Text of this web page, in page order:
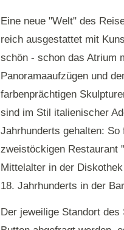
Eine neue "Welt" des
reich ausgestattet mit
schön - schon das Atrium
Panoramaaufzügen und
farbenprächtigen
sind im Stil italienischer
Jahrhunderts gehalten:
zweistöckigen Restaurant
Mittelalter in der
18. Jahrhunderts in der
Der jeweilige Standort